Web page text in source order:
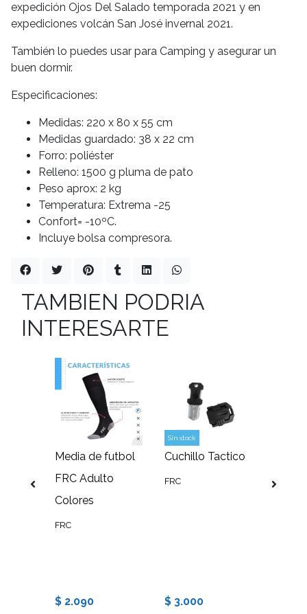
expedición Ojos Del Salado temporada 2021 y en
expediciones volcán San José invernal 2021.
También lo puedes usar para Camping y asegurar un
buen dormir.
Especificaciones:
Medidas: 220 x 80 x 55 cm
Medidas guardado: 38 x 22 cm
Forro: poliéster
Relleno: 1500 g pluma de pato
Peso aprox: 2 kg
Temperatura: Extrema -25
Confort= -10ºC.
Incluye bolsa compresora.
TAMBIEN PODRIA
INTERESARTE
Media de futbol
FRC Adulto
Colores
FRC
$ 2.090
Sin stock
Cuchillo Tactico
FRC
$ 3.000